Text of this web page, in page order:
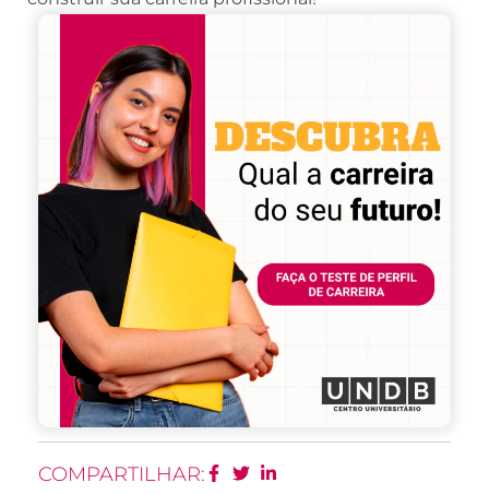
COMPARTILHAR: